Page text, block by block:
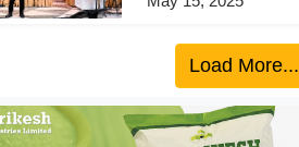
Load More...